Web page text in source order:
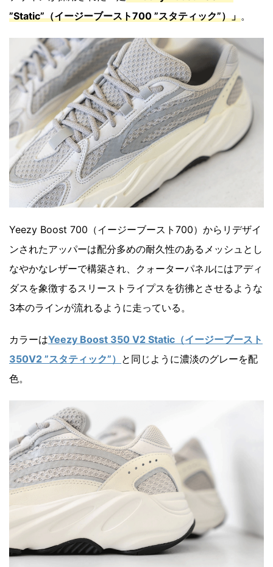
”Static”（イージーブースト700 ”スタティック”）」。
Yeezy Boost 700（イージーブースト700）からリデザイ
ンされたアッパーは配分多めの耐久性のあるメッシュとし
なやかなレザーで構築され、クォーターパネルにはアディ
ダスを象徴するスリーストライプスを彷彿とさせるような
3本のラインが流れるように走っている。
カラーはYeezy Boost 350 V2 Static（イージーブースト
350V2 ”スタティック”） と同じように濃淡のグレーを配
色。